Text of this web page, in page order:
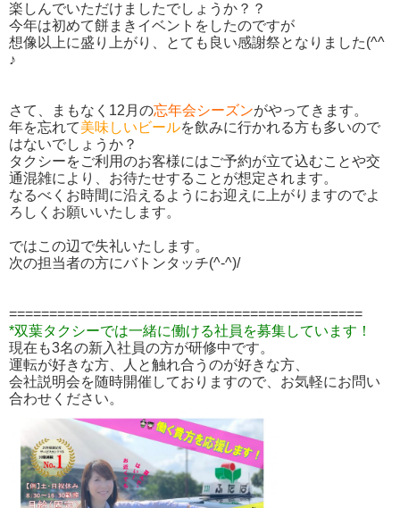
楽しんでいただけましたでしょうか？？
今年は初めて餅まきイベントをしたのですが
想像以上に盛り上がり、とても良い感謝祭となりました(^^
♪
さて、まもなく12月の忘年会シーズンがやってきます。
年を忘れて美味しいビールを飲みに行かれる方も多いので
はないでしょうか？
タクシーをご利用のお客様にはご予約が立て込むことや交
通混雑により、お待たせすることが想定されます。
なるべくお時間に沿えるようにお迎えに上がりますのでよ
ろしくお願いいたします。
ではこの辺で失礼いたします。
次の担当者の方にバトンタッチ(^-^)/
============================================
*双葉タクシーでは一緒に働ける社員を募集しています！
現在も3名の新入社員の方が研修中です。
運転が好きな方、人と触れ合うのが好きな方、
会社説明会を随時開催しておりますので、お気軽にお問い
合わせください。